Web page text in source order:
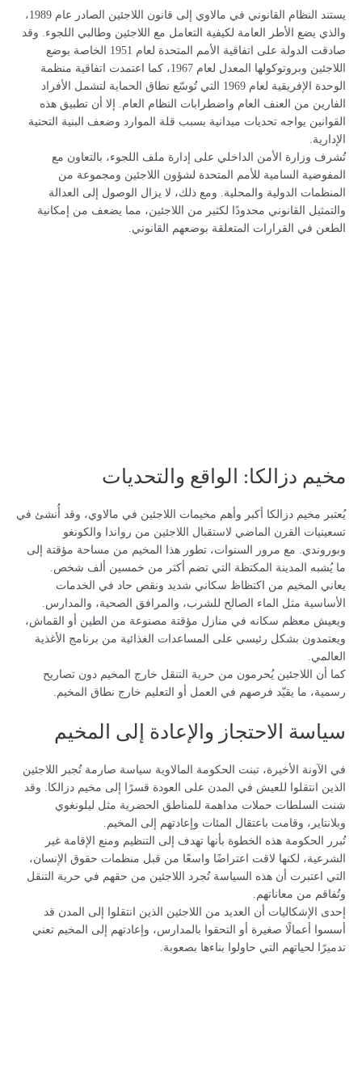
يستند النظام القانوني في مالاوي إلى قانون اللاجئين الصادر عام 1989،
والذي يضع الأطر العامة لكيفية التعامل مع اللاجئين وطالبي اللجوء. وقد
صادقت الدولة على اتفاقية الأمم المتحدة لعام 1951 الخاصة بوضع
اللاجئين وبروتوكولها المعدل لعام 1967، كما اعتمدت اتفاقية منظمة
الوحدة الإفريقية لعام 1969 التي تُوسّع نطاق الحماية لتشمل الأفراد
الفارين من العنف العام واضطرابات النظام العام. إلا أن تطبيق هذه
القوانين يواجه تحديات ميدانية بسبب قلة الموارد وضعف البنية التحتية
الإدارية.
تُشرف وزارة الأمن الداخلي على إدارة ملف اللجوء، بالتعاون مع
المفوضية السامية للأمم المتحدة لشؤون اللاجئين ومجموعة من
المنظمات الدولية والمحلية. ومع ذلك، لا يزال الوصول إلى العدالة
والتمثيل القانوني محدودًا لكثير من اللاجئين، مما يضعف من إمكانية
الطعن في القرارات المتعلقة بوضعهم القانوني.
مخيم دزالكا: الواقع والتحديات
يُعتبر مخيم دزالكا أكبر وأهم مخيمات اللاجئين في مالاوي، وقد أُنشئ في
تسعينيات القرن الماضي لاستقبال اللاجئين من رواندا والكونغو
وبوروندي. مع مرور السنوات، تطور هذا المخيم من مساحة مؤقتة إلى
ما يُشبه المدينة المكتظة التي تضم أكثر من خمسين ألف شخص.
يعاني المخيم من اكتظاظ سكاني شديد ونقص حاد في الخدمات
الأساسية مثل الماء الصالح للشرب، والمرافق الصحية، والمدارس.
ويعيش معظم سكانه في منازل مؤقتة مصنوعة من الطين أو القماش،
ويعتمدون بشكل رئيسي على المساعدات الغذائية من برنامج الأغذية
العالمي.
كما أن اللاجئين يُحرمون من حرية التنقل خارج المخيم دون تصاريح
رسمية، ما يقيّد فرصهم في العمل أو التعليم خارج نطاق المخيم.
سياسة الاحتجاز والإعادة إلى المخيم
في الآونة الأخيرة، تبنت الحكومة المالاوية سياسة صارمة تُجبر اللاجئين
الذين انتقلوا للعيش في المدن على العودة قسرًا إلى مخيم دزالكا. وقد
شنت السلطات حملات مداهمة للمناطق الحضرية مثل ليلونغوي
وبلانتاير، وقامت باعتقال المئات وإعادتهم إلى المخيم.
تُبرر الحكومة هذه الخطوة بأنها تهدف إلى التنظيم ومنع الإقامة غير
الشرعية، لكنها لاقت اعتراضًا واسعًا من قبل منظمات حقوق الإنسان،
التي اعتبرت أن هذه السياسة تُجرد اللاجئين من حقهم في حرية التنقل
وتُفاقم من معاناتهم.
إحدى الإشكاليات أن العديد من اللاجئين الذين انتقلوا إلى المدن قد
أسسوا أعمالًا صغيرة أو التحقوا بالمدارس، وإعادتهم إلى المخيم تعني
تدميرًا لحياتهم التي حاولوا بناءها بصعوبة.